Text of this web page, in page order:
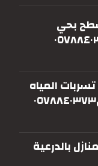
بحي
المياه
بالدرعية